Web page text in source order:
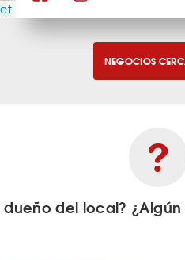
NEGOCIOS
dueño del local?